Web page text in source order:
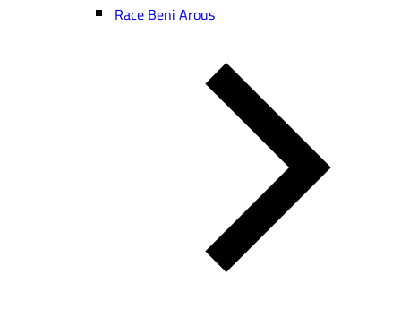
Race Beni Arous